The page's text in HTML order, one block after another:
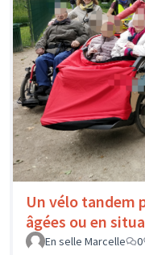
Un vélo tandem
âgées ou en
En selle Marcelle
0